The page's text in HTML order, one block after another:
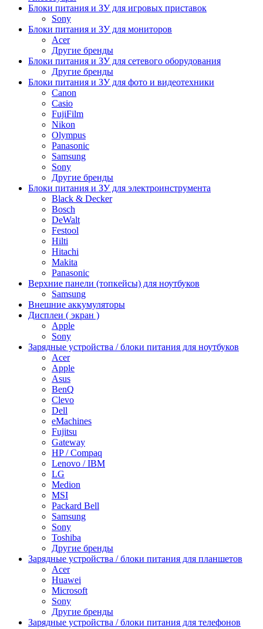
Блоки питания и ЗУ для игровых приставок
Sony
Блоки питания и ЗУ для мониторов
Acer
Другие бренды
Блоки питания и ЗУ для сетевого оборудования
Другие бренды
Блоки питания и ЗУ для фото и видеотехники
Canon
Casio
FujiFilm
Nikon
Olympus
Panasonic
Samsung
Sony
Другие бренды
Блоки питания и ЗУ для электроинструмента
Black & Decker
Bosch
DeWalt
Festool
Hilti
Hitachi
Makita
Panasonic
Верхние панели (топкейсы) для ноутбуков
Samsung
Внешние аккумуляторы
Дисплеи ( экран )
Apple
Sony
Зарядные устройства / блоки питания для ноутбуков
Acer
Apple
Asus
BenQ
Clevo
Dell
eMachines
Fujitsu
Gateway
HP / Compaq
Lenovo / IBM
LG
Medion
MSI
Packard Bell
Samsung
Sony
Toshiba
Другие бренды
Зарядные устройства / блоки питания для планшетов
Acer
Huawei
Microsoft
Sony
Другие бренды
Зарядные устройства / блоки питания для телефонов